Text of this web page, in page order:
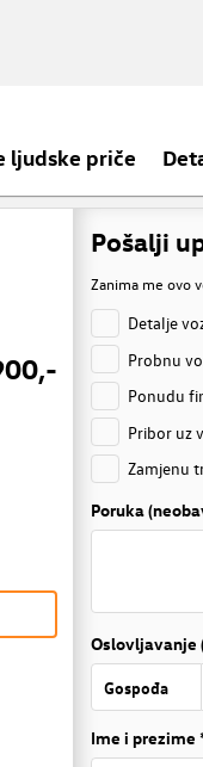
ljudske priče
Pošalji
Zanima me ovo
Detalje
Probnu
Ponudu
Pribor uz
Zamjenu
Poruka
Oslovljavanje
Gospođa
Ime i prezime